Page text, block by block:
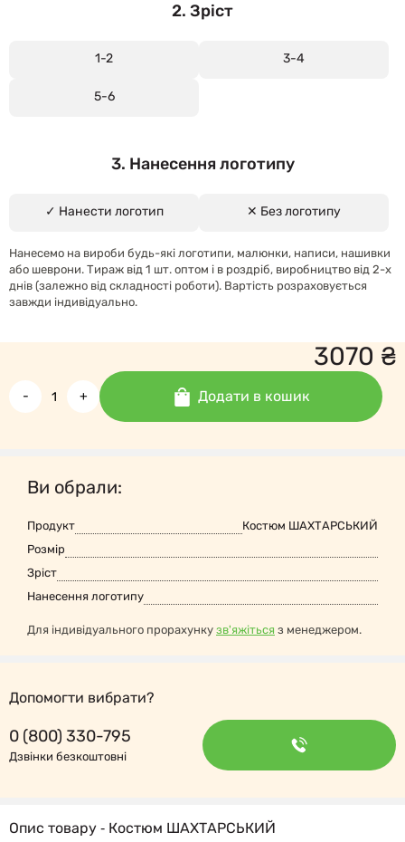
2. Зріст
1-2 3-4
5-6
3. Нанесення логотипу
✓ Нанести логотип ✕ Без логотипу
Нанесемо на вироби будь-які логотипи, малюнки, написи, нашивки
або шеврони. Тираж від 1 шт. оптом і в роздріб, виробництво від 2-х
днів (залежно від складності роботи). Вартість розраховується
завжди індивідуально.
3070 ₴
- + Додати в кошик
Ви обрали:
Продукт
Костюм ШАХТАРСЬКИЙ
Розмір
Зріст
Нанесення логотипу
Для індивідуального прорахунку зв'яжіться з менеджером.
Допомогти вибрати?
0 (800) 330-795
Дзвінки безкоштовні
Опис товару ‐ Костюм ШАХТАРСЬКИЙ